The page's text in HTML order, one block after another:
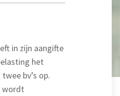
in zijn aangifte
het
bv’s op.
wordt